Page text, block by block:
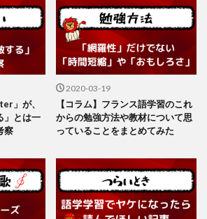
」が、
」とは一
察
2020-03-19
【コラム】フランス語学習のこれ
からの勉強方法や教材について思
っていることをまとめてみた